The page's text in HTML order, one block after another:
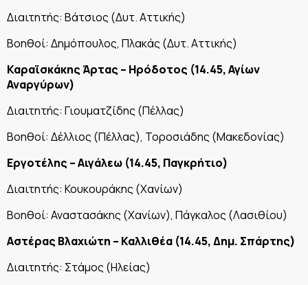
Διαιτητής: Βάτσιος (Δυτ. Αττικής)
Βοηθοί: Δημόπουλος, Πλακάς (Δυτ. Αττικής)
Καραϊσκάκης Άρτας – Ηρόδοτος (14.45, Αγίων
Αναργύρων)
Διαιτητής: Γιουματζίδης (Πέλλας)
Βοηθοί: Δέλλιος (Πέλλας), Τοροσιάδης (Μακεδονίας)
Εργοτέλης – Αιγάλεω (14.45, Παγκρήτιο)
Διαιτητής: Κουκουράκης (Χανίων)
Βοηθοί: Αναστασάκης (Χανίων), Πάγκαλος (Λασιθίου)
Αστέρας Βλαχιώτη – Καλλιθέα (14.45, Δημ. Σπάρτης)
Διαιτητής: Στάμος (Ηλείας)